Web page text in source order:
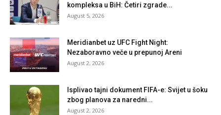
kompleksa u BiH: Četiri zgrade...
August 5, 2026
Meridianbet uz UFC Fight Night:
Nezaboravno veče u prepunoj Areni
August 2, 2026
Isplivao tajni dokument FIFA-e: Svijet u šoku
zbog planova za naredni...
August 2, 2026